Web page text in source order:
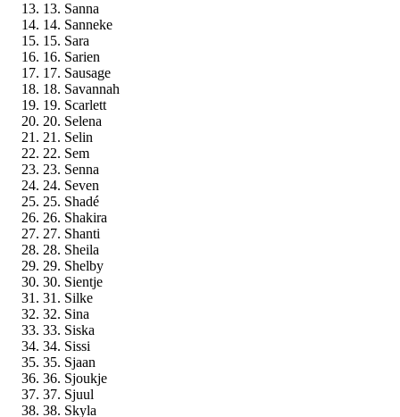
13. Sanna
14. Sanneke
15. Sara
16. Sarien
17. Sausage
18. Savannah
19. Scarlett
20. Selena
21. Selin
22. Sem
23. Senna
24. Seven
25. Shadé
26. Shakira
27. Shanti
28. Sheila
29. Shelby
30. Sientje
31. Silke
32. Sina
33. Siska
34. Sissi
35. Sjaan
36. Sjoukje
37. Sjuul
38. Skyla